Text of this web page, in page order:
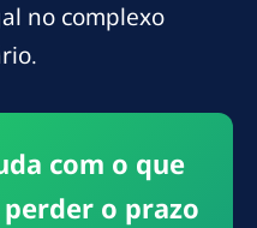
no complexo
com o que
o prazo